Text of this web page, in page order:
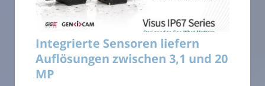
Integrierte Sensoren liefern
Auflösungen zwischen 3,1 und 20
MP